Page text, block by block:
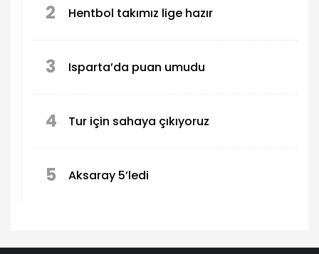
2 Hentbol takımız lige hazır
3 Isparta’da puan umudu
4 Tur için sahaya çıkıyoruz
5 Aksaray 5’ledi